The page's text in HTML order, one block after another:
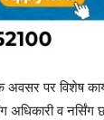
अवसर पर विशेष
अधिकारी व